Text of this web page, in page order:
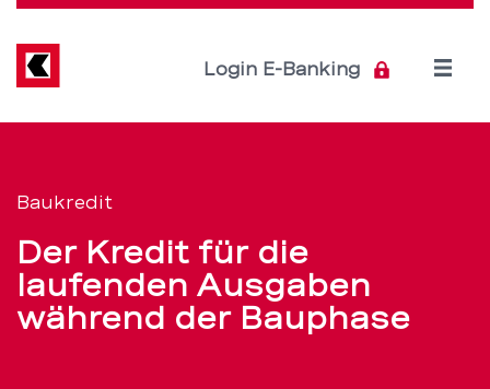
Hausbau
finanzieren
–
BEKB
Direkt
Inhalt
Login E-Banking
Open
Baukredit
Der Kredit für die
laufenden Ausgaben
während der Bauphase